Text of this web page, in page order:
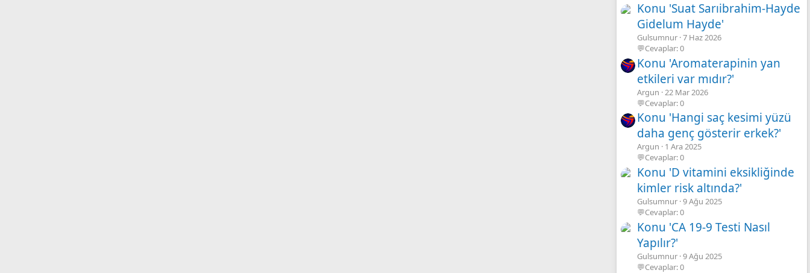
Konu 'Suat Sarıibrahim-Hayde
Gidelum Hayde'
Gulsumnur 7 Haz 2026
💬Cevaplar: 0
Konu 'Aromaterapinin yan
etkileri var mıdır?'
Argun 22 Mar 2026
💬Cevaplar: 0
Konu 'Hangi saç kesimi yüzü
daha genç gösterir erkek?'
Argun
1 Ara 2025
💬Cevaplar: 0
Konu 'D vitamini eksikliğinde
kimler risk altında?'
Gulsumnur 9 Ağu 2025
💬Cevaplar: 0
Konu 'CA 19-9 Testi Nasıl
Yapılır?'
Gulsumnur 9 Ağu 2025
💬Cevaplar: 0